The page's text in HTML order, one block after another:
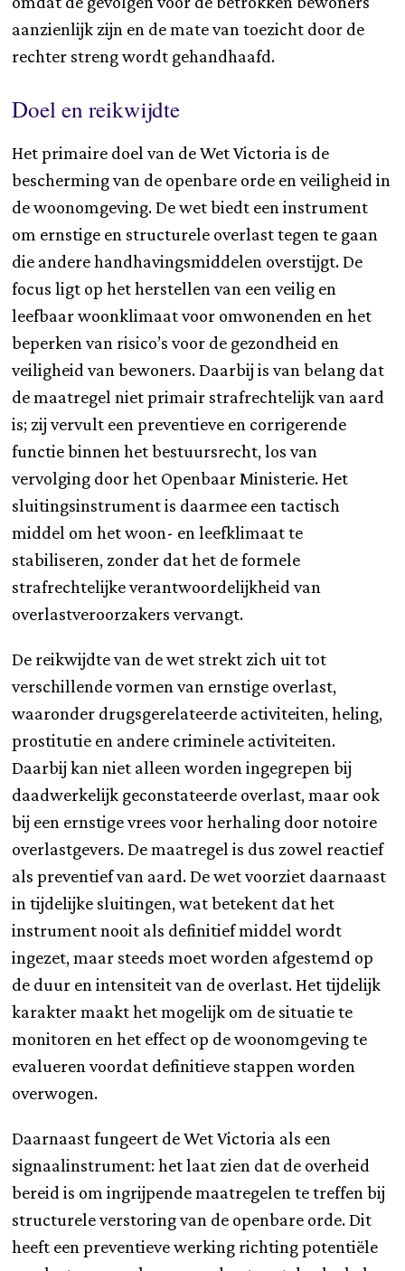
aanzienlijk zijn en de mate van toezicht door de
rechter streng wordt gehandhaafd.
Doel en reikwijdte
Het primaire doel van de Wet Victoria is de
bescherming van de openbare orde en veiligheid in
de woonomgeving. De wet biedt een instrument
om ernstige en structurele overlast tegen te gaan
die andere handhavingsmiddelen overstijgt. De
focus ligt op het herstellen van een veilig en
leefbaar woonklimaat voor omwonenden en het
beperken van risico’s voor de gezondheid en
veiligheid van bewoners. Daarbij is van belang dat
de maatregel niet primair strafrechtelijk van aard
is; zij vervult een preventieve en corrigerende
functie binnen het bestuursrecht, los van
vervolging door het Openbaar Ministerie. Het
sluitingsinstrument is daarmee een tactisch
middel om het woon- en leefklimaat te
stabiliseren, zonder dat het de formele
strafrechtelijke verantwoordelijkheid van
overlastveroorzakers vervangt.
De reikwijdte van de wet strekt zich uit tot
verschillende vormen van ernstige overlast,
waaronder drugsgerelateerde activiteiten, heling,
prostitutie en andere criminele activiteiten.
Daarbij kan niet alleen worden ingegrepen bij
daadwerkelijk geconstateerde overlast, maar ook
bij een ernstige vrees voor herhaling door notoire
overlastgevers. De maatregel is dus zowel reactief
als preventief van aard. De wet voorziet daarnaast
in tijdelijke sluitingen, wat betekent dat het
instrument nooit als definitief middel wordt
ingezet, maar steeds moet worden afgestemd op
de duur en intensiteit van de overlast. Het tijdelijk
karakter maakt het mogelijk om de situatie te
monitoren en het effect op de woonomgeving te
evalueren voordat definitieve stappen worden
overwogen.
Daarnaast fungeert de Wet Victoria als een
signaalinstrument: het laat zien dat de overheid
bereid is om ingrijpende maatregelen te treffen bij
structurele verstoring van de openbare orde. Dit
heeft een preventieve werking richting potentiële